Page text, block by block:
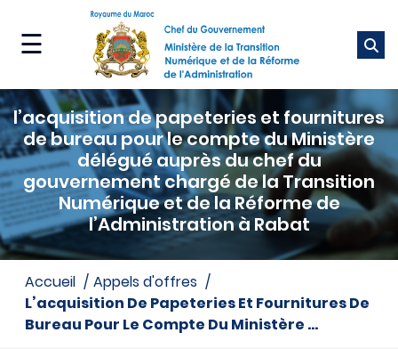
contenu
☰
Ministère
Nos
métiers
Nos
services
Média
l’acquisition de papeteries et fournitures
de bureau pour le compte du Ministère
délégué auprès du chef du
gouvernement chargé de la Transition
Numérique et de la Réforme de
l’Administration à Rabat
accueil
appels d'offres
L’acquisition De Papeteries Et Fournitures De
Bureau Pour Le Compte Du Ministère ...